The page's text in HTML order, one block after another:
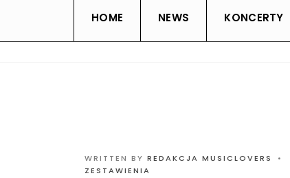
HOME NEWS KONCERTY
WRITTEN BY REDAKCJA MUSICLOVERS •
ZESTAWIENIA